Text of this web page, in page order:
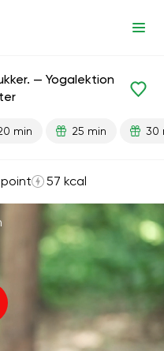
— Yogalektion
min 25 min 30
57 kcal